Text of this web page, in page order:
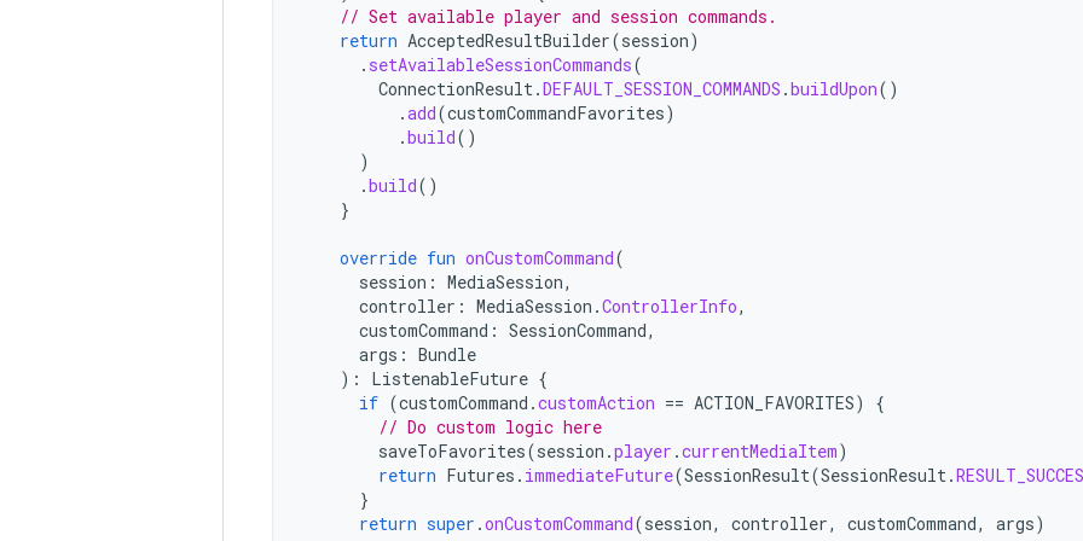
// Set available player and session commands.
return AcceptedResultBuilder(session)
. setAvailableSessionCommands(
ConnectionResult .DEFAULT_SESSION_COMMANDS .buildUpon()
.add(customCommandFavorites)
.build()
)
.build()
}
override fun onCustomCommand(
session : MediaSession,
controller : MediaSession .ControllerInfo,
customCommand : SessionCommand,
args : Bundle
):
ListenableFuture {
if (customCommand .customAction == ACTION_FAVORITES)
{
// Do custom logic here
saveToFavorites(session .player .currentMediaItem)
return Futures . immediateFuture(SessionResult(SessionResult .
}
return super .onCustomCommand(session, controller, customCommand, args)